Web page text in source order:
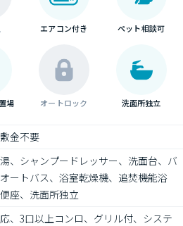
エアコン付き ペット相談可
場 オートロック 洗面所独立
金不要
、シャンプードレッサー、洗面台、バ
ートバス、浴室乾燥機、追焚機能浴
座、洗面所独立
、3口以上コンロ、グリル付、システ